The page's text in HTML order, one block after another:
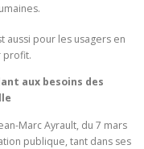
aussi pour les usagers en
profit.
aux besoins des
Marc Ayrault, du 7 mars
publique, tant dans ses